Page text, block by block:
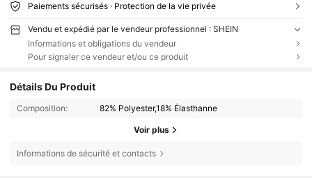
Paiements sécurisés · Protection de la vie privée
Vendu et expédié par le vendeur professionnel : SHEIN
Informations et obligations du vendeur
Pour signaler ce vendeur et/ou ce produit
Détails Du Produit
Composition: 82% Polyester,18% Élasthanne
Voir plus
Informations de sécurité et contacts